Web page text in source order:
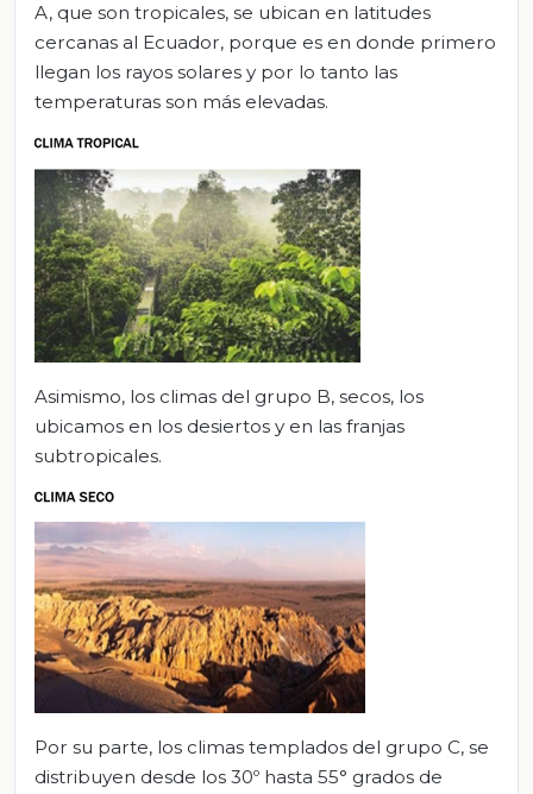
A, que son tropicales, se ubican en latitudes
cercanas al Ecuador, porque es en donde primero
llegan los rayos solares y por lo tanto las
temperaturas son más elevadas.
Asimismo, los climas del grupo B, secos, los
ubicamos en los desiertos y en las franjas
subtropicales.
Por su parte, los climas templados del grupo C, se
distribuyen desde los 30º hasta 55° grados de